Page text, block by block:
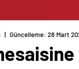
| Güncelleme: 28 Mart